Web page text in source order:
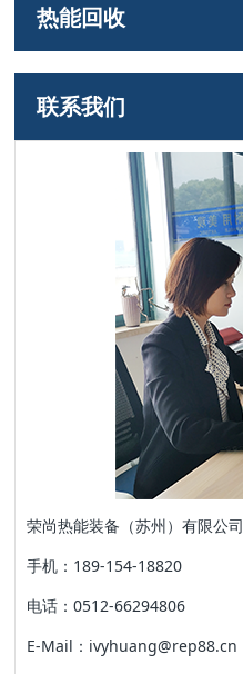
热能回收
联系我们
荣尚热能装备（苏州）有限公司
手机：189-154-18820
电话：0512-66294806
E-Mail：ivyhuang@rep88.cn